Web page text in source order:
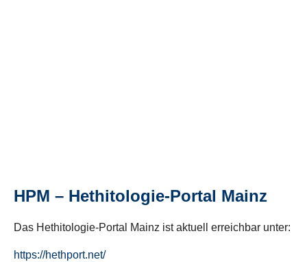
HPM – Hethitologie-Portal Mainz
Das Hethitologie-Portal Mainz ist aktuell erreichbar unter:
https://hethport.net/